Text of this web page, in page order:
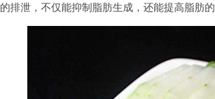
的排泄，不仅能抑制脂肪生成，还能提高脂肪